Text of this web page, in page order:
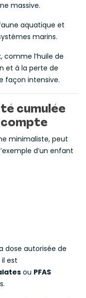
massive.
aquatique et
marins.
comme l’huile de
et à la perte de
façon intensive.
cumulée
compte
minimaliste, peut
d’un enfant
dose autorisée de
il est
ou PFAS